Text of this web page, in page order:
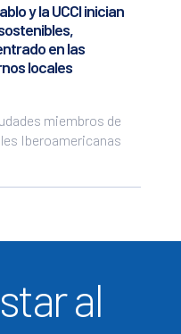
y la UCCI inician
en las
locales
miembros de
Iberoamericanas
al